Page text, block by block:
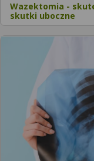
Wazektomia -
skutki uboczne